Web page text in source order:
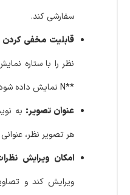
سفارشی کند.
قابلیت مخفی کردن
نظر را با ستاره
**N نمایش داده شود.
عنوان تصویر: به
هر تصویر نظر،
امکان ویرایش
ویرایش کند و